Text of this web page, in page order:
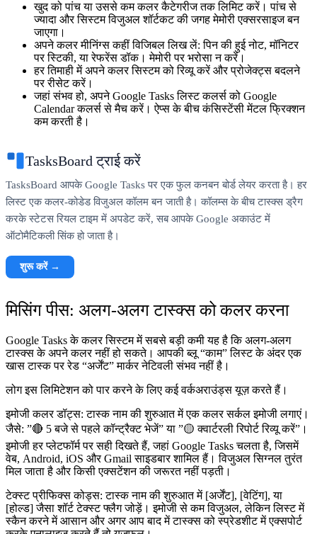
खुद को पांच या उससे कम कलर कैटेगरीज तक लिमिट करें। पांच से
ज्यादा और सिस्टम विजुअल शॉर्टकट की जगह मेमोरी एक्सरसाइज बन
जाएगा।
अपने कलर मीनिंग्स कहीं विजिबल लिख लें: पिन की हुई नोट, मॉनिटर
पर स्टिकी, या रेफरेंस डॉक। मेमोरी पर भरोसा न करें।
हर तिमाही में अपने कलर सिस्टम को रिव्यू करें और प्रोजेक्ट्स बदलने
पर रीसेट करें।
जहां संभव हो, अपने Google Tasks लिस्ट कलर्स को Google
Calendar कलर्स से मैच करें। ऐप्स के बीच कंसिस्टेंसी मेंटल फ्रिक्शन
कम करती है।
TasksBoard ट्राई करें
TasksBoard आपके Google Tasks पर एक फुल कनबन बोर्ड लेयर करता है। हर
लिस्ट एक कलर-कोडेड विजुअल कॉलम बन जाती है। कॉलम्स के बीच टास्क्स ड्रैग
करके स्टेटस रियल टाइम में अपडेट करें, सब आपके Google अकाउंट में
ऑटोमैटिकली सिंक हो जाता है।
शुरू करें →
मिसिंग पीस: अलग-अलग टास्क्स को कलर करना
Google Tasks के कलर सिस्टम में सबसे बड़ी कमी यह है कि अलग-अलग
टास्क्स के अपने कलर नहीं हो सकते। आपकी ब्लू “काम” लिस्ट के अंदर एक
खास टास्क पर रेड “अर्जेंट” मार्कर नेटिवली संभव नहीं है।
लोग इस लिमिटेशन को पार करने के लिए कई वर्कअराउंड्स यूज़ करते हैं।
इमोजी कलर डॉट्स: टास्क नाम की शुरुआत में एक कलर सर्कल इमोजी लगाएं।
जैसे: ”🔴 5 बजे से पहले कॉन्ट्रैक्ट भेजें” या ”🟡 क्वार्टरली रिपोर्ट रिव्यू करें”।
इमोजी हर प्लेटफॉर्म पर सही दिखते हैं, जहां Google Tasks चलता है, जिसमें
वेब, Android, iOS और Gmail साइडबार शामिल हैं। विजुअल सिग्नल तुरंत
मिल जाता है और किसी एक्सटेंशन की जरूरत नहीं पड़ती।
टेक्स्ट प्रीफिक्स कोड्स: टास्क नाम की शुरुआत में [अर्जेंट], [वेटिंग], या
[होल्ड] जैसा शॉर्ट टेक्स्ट फ्लैग जोड़ें। इमोजी से कम विजुअल, लेकिन लिस्ट में
स्कैन करने में आसान और अगर आप बाद में टास्क्स को स्प्रेडशीट में एक्सपोर्ट